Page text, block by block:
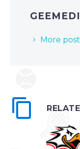
More